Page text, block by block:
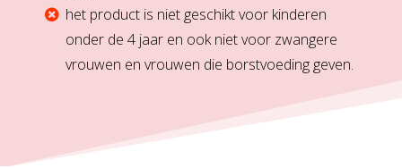
het product is niet geschikt voor kinderen
onder de 4 jaar en ook niet voor zwangere
vrouwen en vrouwen die borstvoeding geven.